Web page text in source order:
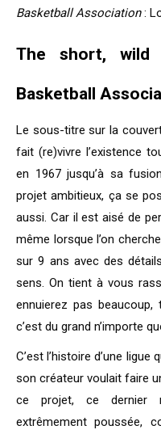
Basketball Association:
The short,
Basketball
Le sous-titre sur la
fait (re)vivre l’existence
en 1967 jusqu’à sa
projet ambitieux, ça se
aussi. Car il est aisé de
même lorsque l’on
sur 9 ans avec des
sens. On tient à vous
ennuierez pas beaucoup,
c’est du grand n’importe
C’est l’histoire d’une ligue
son créateur voulait faire
ce projet, ce dernier
extrêmement poussée,